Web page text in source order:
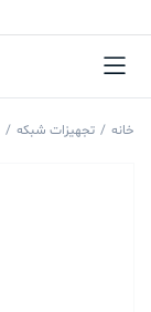
خانه تجهیزات شبکه